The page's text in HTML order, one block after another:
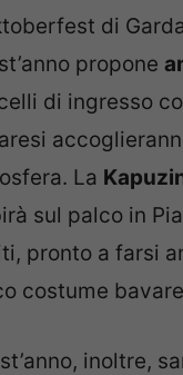
di
propone
di ingresso
La
sul palco in
pronto a farsi
costume
inoltre,